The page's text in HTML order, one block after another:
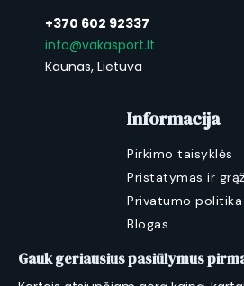
VIDEO (spausti ant
NRSsukurtaIdaho, JAV
+370 602 92337
info@vakasport.lt
Kaunas, Lietuva
Informacija
Pirkimo taisyklės
Pristatymas ir
Privatumo politika
Blogas
Gauk geriausius pasiūlymus